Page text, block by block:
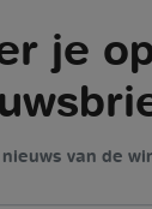
je
van de